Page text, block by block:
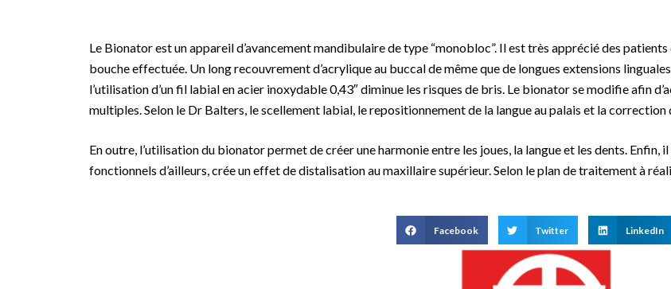
Le Bionator est un appareil d’avancement mandibulaire de type “monobloc”. Il est très apprécié des
bouche effectuée. Un long recouvrement d’acrylique au buccal de même que de longues extensions
l’utilisation d’un fil labial en acier inoxydable 0,43″ diminue les risques de bris. Le bionator se modifie afin
multiples. Selon le Dr Balters, le scellement labial, le repositionnement de la langue au palais et la
En outre, l’utilisation du bionator permet de créer une harmonie entre les joues, la langue et les dents.
fonctionnels d’ailleurs, crée un effet de distalisation au maxillaire supérieur. Selon le plan de traitement à
Facebook Twitter LinkedIn